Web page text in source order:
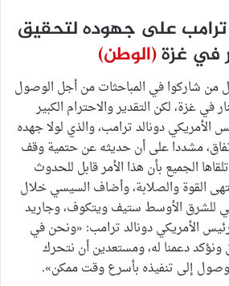
على جهوده لتحقيق
في غزة(الوطن)
من شاركوا في المباحثات من أجل الوصول
في غزة، لكن التقدير والاحترام الكبير
الأمريكي دونالد ترامب، والذي لولا جهده
مشددا على أن حديثه عن حتمية وقف
الجميع بأن هذا الأمر قابل للحدوث
القوة والصلابة، وأضاف السيسي خلال
للشرق الأوسط ستيف ويتكوف، وجاريد
الأمريكي دونالد ترامب: «ونحن في
ونؤكد دعمنا له، ومستعدين أن نتحرك
إلى تنفيذه بأسرع وقت ممكن».